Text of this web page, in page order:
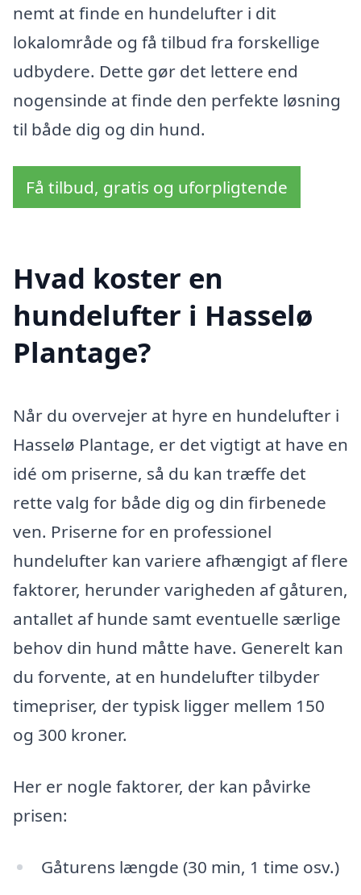
nemt at finde en hundelufter i dit
lokalområde og få tilbud fra forskellige
udbydere. Dette gør det lettere end
nogensinde at finde den perfekte løsning
til både dig og din hund.
Få tilbud, gratis og uforpligtende
Hvad koster en
hundelufter i Hasselø
Plantage?
Når du overvejer at hyre en hundelufter i
Hasselø Plantage, er det vigtigt at have en
idé om priserne, så du kan træffe det
rette valg for både dig og din firbenede
ven. Priserne for en professionel
hundelufter kan variere afhængigt af flere
faktorer, herunder varigheden af gåturen,
antallet af hunde samt eventuelle særlige
behov din hund måtte have. Generelt kan
du forvente, at en hundelufter tilbyder
timepriser, der typisk ligger mellem 150
og 300 kroner.
Her er nogle faktorer, der kan påvirke
prisen:
Gåturens længde (30 min, 1 time osv.)